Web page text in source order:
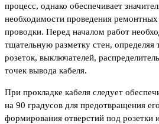
процесс, однако обеспечивает
необходимости проведения
проводки. Перед началом работ
тщательную разметку стен, определяя
розеток, выключателей,
точек вывода кабеля.
При прокладке кабеля следует
на 90 градусов для предотвращения
формирования отверстий под розетки